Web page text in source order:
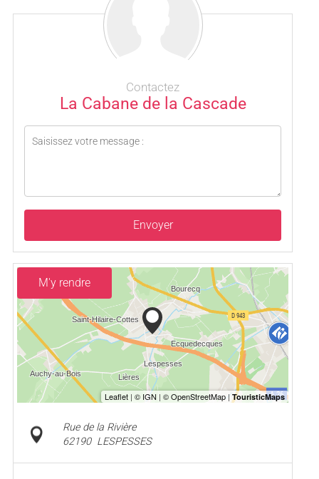
Contactez
La Cabane de la Cascade
Envoyer
M'y rendre
Rue de la Rivière
62190 LESPESSES